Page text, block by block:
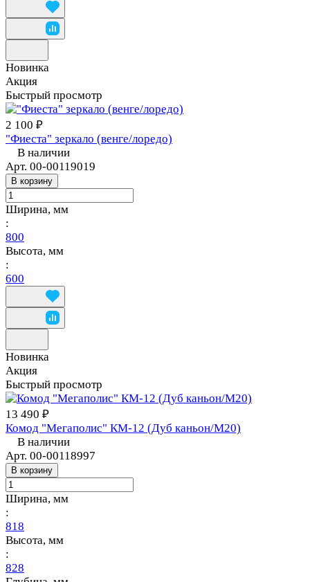
Новинка
Акция
Быстрый просмотр
2 100 ₽
"Фиеста" зеркало (венге/лоредо)
В наличии
Арт. 00-00119019
В корзину
Ширина, мм
:
800
Высота, мм
:
600
Новинка
Акция
Быстрый просмотр
13 490 ₽
Комод "Мегаполис" КМ-12 (Дуб каньон/M20)
В наличии
Арт. 00-00118997
В корзину
Ширина, мм
:
818
Высота, мм
:
828